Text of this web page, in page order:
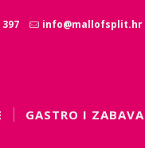
397 info@mallofsplit.hr
GASTRO I ZABAVA